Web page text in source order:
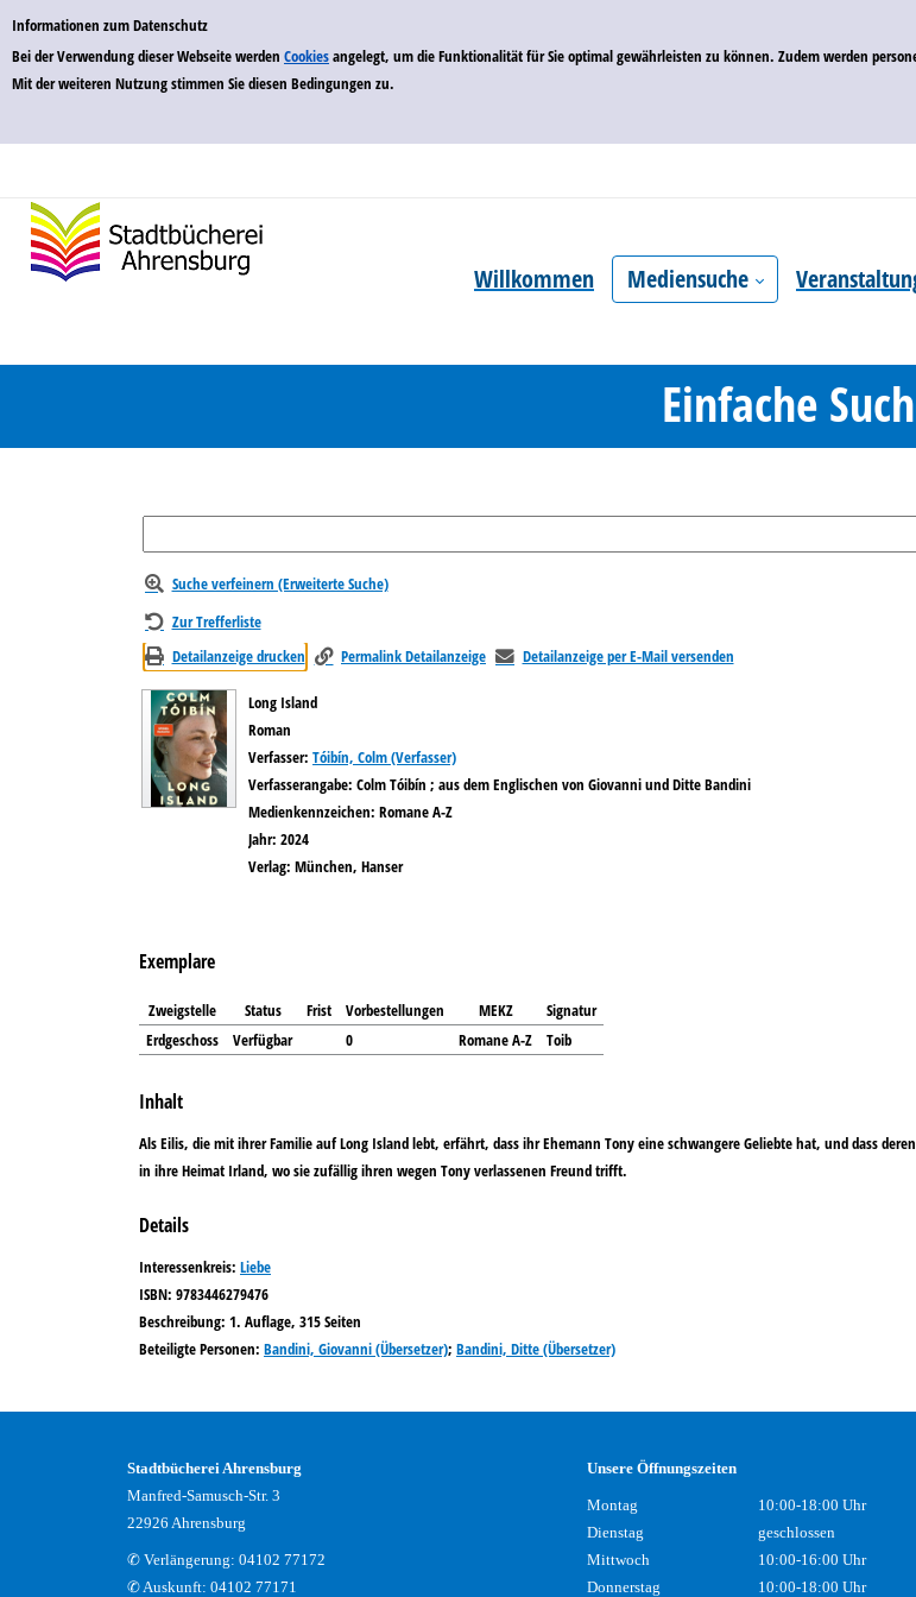
Einfache Suche
Informationen zum Datenschutz
Bei der Verwendung dieser Webseite werden Cookiesangelegt, um die Funktionalität für Sie optimal gewährleisten zu können. Zudem werden
Mit der weiteren Nutzung stimmen Sie diesen Bedingungen zu.
Willkommen Mediensuche
Einfache
Suche verfeinern (Erweiterte Suche)
Zur Trefferliste
Detailanzeige drucken
Permalink Detailanzeige Detailanzeige per E-Mail versenden
Long Island
Roman
Verfasser: Suche nach diesem Verfasser
Tóibín, Colm (Verfasser)
Verfasserangabe: Colm Tóibín ; aus dem Englischen von Giovanni und Ditte Bandini
Medienkennzeichen: Romane A-Z
Jahr: 2024
Verlag: München, Hanser
Exemplare
Zweigstelle Status Frist Vorbestellungen MEKZ
Signatur
Erdgeschoss
Verfügbar 0 Romane A-Z Toib
Inhalt
Als Eilis, die mit ihrer Familie auf Long Island lebt, erfährt, dass ihr Ehemann Tony eine schwangere Geliebte hat, und dass
in ihre Heimat Irland, wo sie zufällig ihren wegen Tony verlassenen Freund trifft.
Details
Suche nach diesem Verfasser
opens in new tab
Diesen Link in neuem Tab öffnen
Suche nach dieser Systematik
Interessenkreis: Suche nach diesem Interessenskreis
Liebe
ISBN: 9783446279476
Beschreibung: 1. Auflage, 315 Seiten
Beteiligte Personen: Suche nach dieser Beteiligten Person
Bandini, Giovanni (Übersetzer); Bandini, Ditte (Übersetzer)
Stadtbücherei Ahrensburg
Manfred-Samusch-Str. 3
22926 Ahrensburg
✆ Verlängerung: 04102 77172
✆ Auskunft: 04102 77171
Unsere Öffnungszeiten
Montag
10:00-18:00 Uhr
Dienstag
geschlossen
Mittwoch
10:00-16:00 Uhr
Donnerstag
10:00-18:00 Uhr